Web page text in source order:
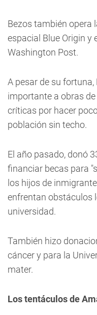
Bezos también opera
espacial Blue Origin y
Washington Post.
A pesar de su
importante a obras
críticas por hacer
población sin techo.
El año pasado, donó
financiar becas para
los hijos de
enfrentan obstáculos
universidad.
También hizo
cáncer y para la
mater.
Los tentáculos de